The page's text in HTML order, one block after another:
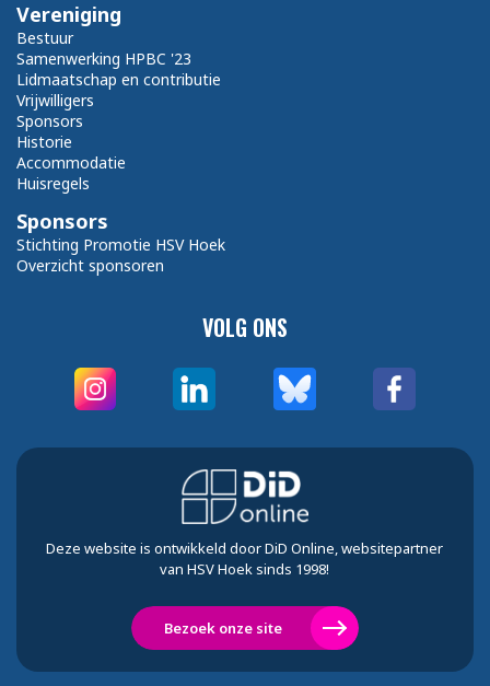
VOLG ONS
Vereniging
Bestuur
Samenwerking HPBC '23
Lidmaatschap en contributie
Vrijwilligers
Sponsors
Historie
Accommodatie
Huisregels
Sponsors
Stichting Promotie HSV Hoek
Overzicht sponsoren
Deze website is ontwikkeld door DiD Online, websitepartner
van HSV Hoek sinds 1998!
Bezoek onze site